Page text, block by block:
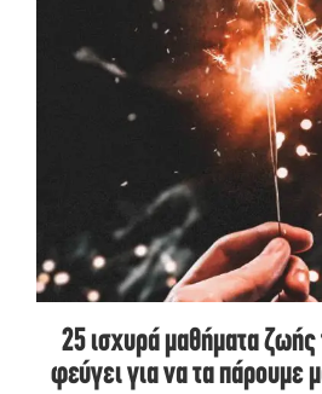
25 ισχυρά μαθήματα ζωής
φεύγει για να τα πάρουμε